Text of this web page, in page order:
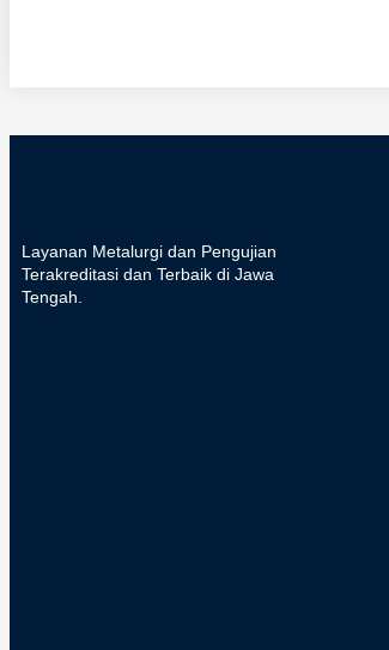
Layanan Metalurgi dan Pengujian
Terakreditasi dan Terbaik di Jawa
Tengah.